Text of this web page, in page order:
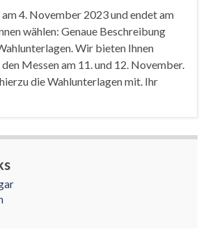
4. November 2023 und endet am
wählen: Genaue Beschreibung
Wir bieten Ihnen
Messen am 11. und 12. November.
die Wahlunterlagen mit. Ihr